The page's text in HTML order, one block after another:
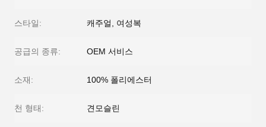
스타일: 캐주얼, 여성복
공급의 종류: OEM 서비스
소재: 100% 폴리에스터
천 형태: 견모슬린